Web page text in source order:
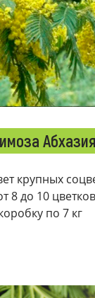
Абхазия
крупных
8 до 10
по 7 кг